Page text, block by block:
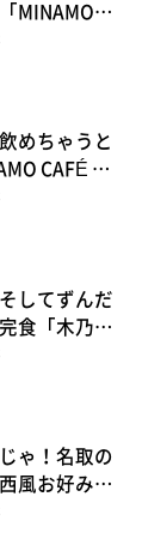
MINAMO
市閖上中
めちゃうと
CAFÉ by
閖上中
してずんだ
食「木乃
市閖上中
ゃ！名取の
風お好み焼
市大手